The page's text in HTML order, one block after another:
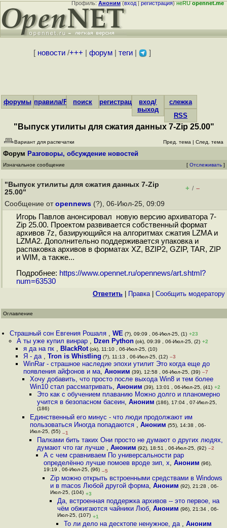
Профиль:Аноним(вход|регистрация)неRUopennet.me
[ новости/+++ форум| теги| ]
форумы правила/FAQпоиск регистрациявход/
выход
слежка
RSS
"Выпуск утилиты для сжатия данных 7-Zip 25.00"
Вариант для распечатки Пред. тема | След. тема
Форум Разговоры, обсуждение новостей
Изначальное сообщение [ Отслеживать ]
"Выпуск утилиты для сжатия данных 7-Zip
25.00"
+ / –
Сообщение от opennews (?), 06-Июл-25, 09:09
Игорь Павлов анонсировал новую версию архиватора 7-
Zip 25.00. Проектом развивается собственный формат
архивов 7z, базирующийся на алгоритмах сжатия LZMA и
LZMA2. Дополнительно поддерживается упаковка и
распаковка архивов в форматах XZ, BZIP2, GZIP, TAR, ZIP
и WIM, а также...
Подробнее: https://www.opennet.ru/opennews/art.shtml?
num=63530
Ответить Правка| Cообщить модератору
Оглавление
Страшный сон Евгения Рошаля ,WE (?), 09:09 , 06-Июл-25, (1) +23
А ты уже купил винрар , Dzen Python(ok), 09:39 , 06-Июл-25, (2) +2
я да на пк , BlackRot(ok), 11:10 , 06-Июл-25, (10)
Я - да , Tron is Whistling (?), 11:13 , 06-Июл-25, (12) –3
WinRar - страшное наследие эпохи утилит Это когда еще до
появления айфонов и ма, Аноним (39), 12:58 , 06-Июл-25, (39) –7
Хочу добавить, что просто после выхода Win8 и тем более
Win10 стал рассматривать,Аноним (39), 13:01 , 06-Июл-25, (41) +2
Это как с обучением плаванию Можно долго и планомерно
учится в безопасном басеин, Аноним (186), 17:04 , 07-Июл-25,
(186)
Единственный его минус - что люди продолжают им
пользоваться Иногда попадаются ,Аноним (55), 14:38 , 06-
Июл-25, (55) –1
Палками бить таких Они просто не думают о других людях,
думают что rar лучше , Аноним (92), 18:51 , 06-Июл-25, (92) –2
А с чем сравниваем По универсальности рар
определённо лучше помоев вроде зип, х, Аноним (96),
19:19 , 06-Июл-25, (96) –5
Zip можно открыть встроенными средствами в Windows
и в macos Любой другой форма,Аноним (92), 21:28 , 06-
Июл-25, (104) +3
Да, встроенная поддержка архивов -- это первое, на
чём обжигаются чайники Люб, Аноним (96), 21:34 , 06-
Июл-25, (107) +1
То ли дело на десктопе ненужное, да , Аноним